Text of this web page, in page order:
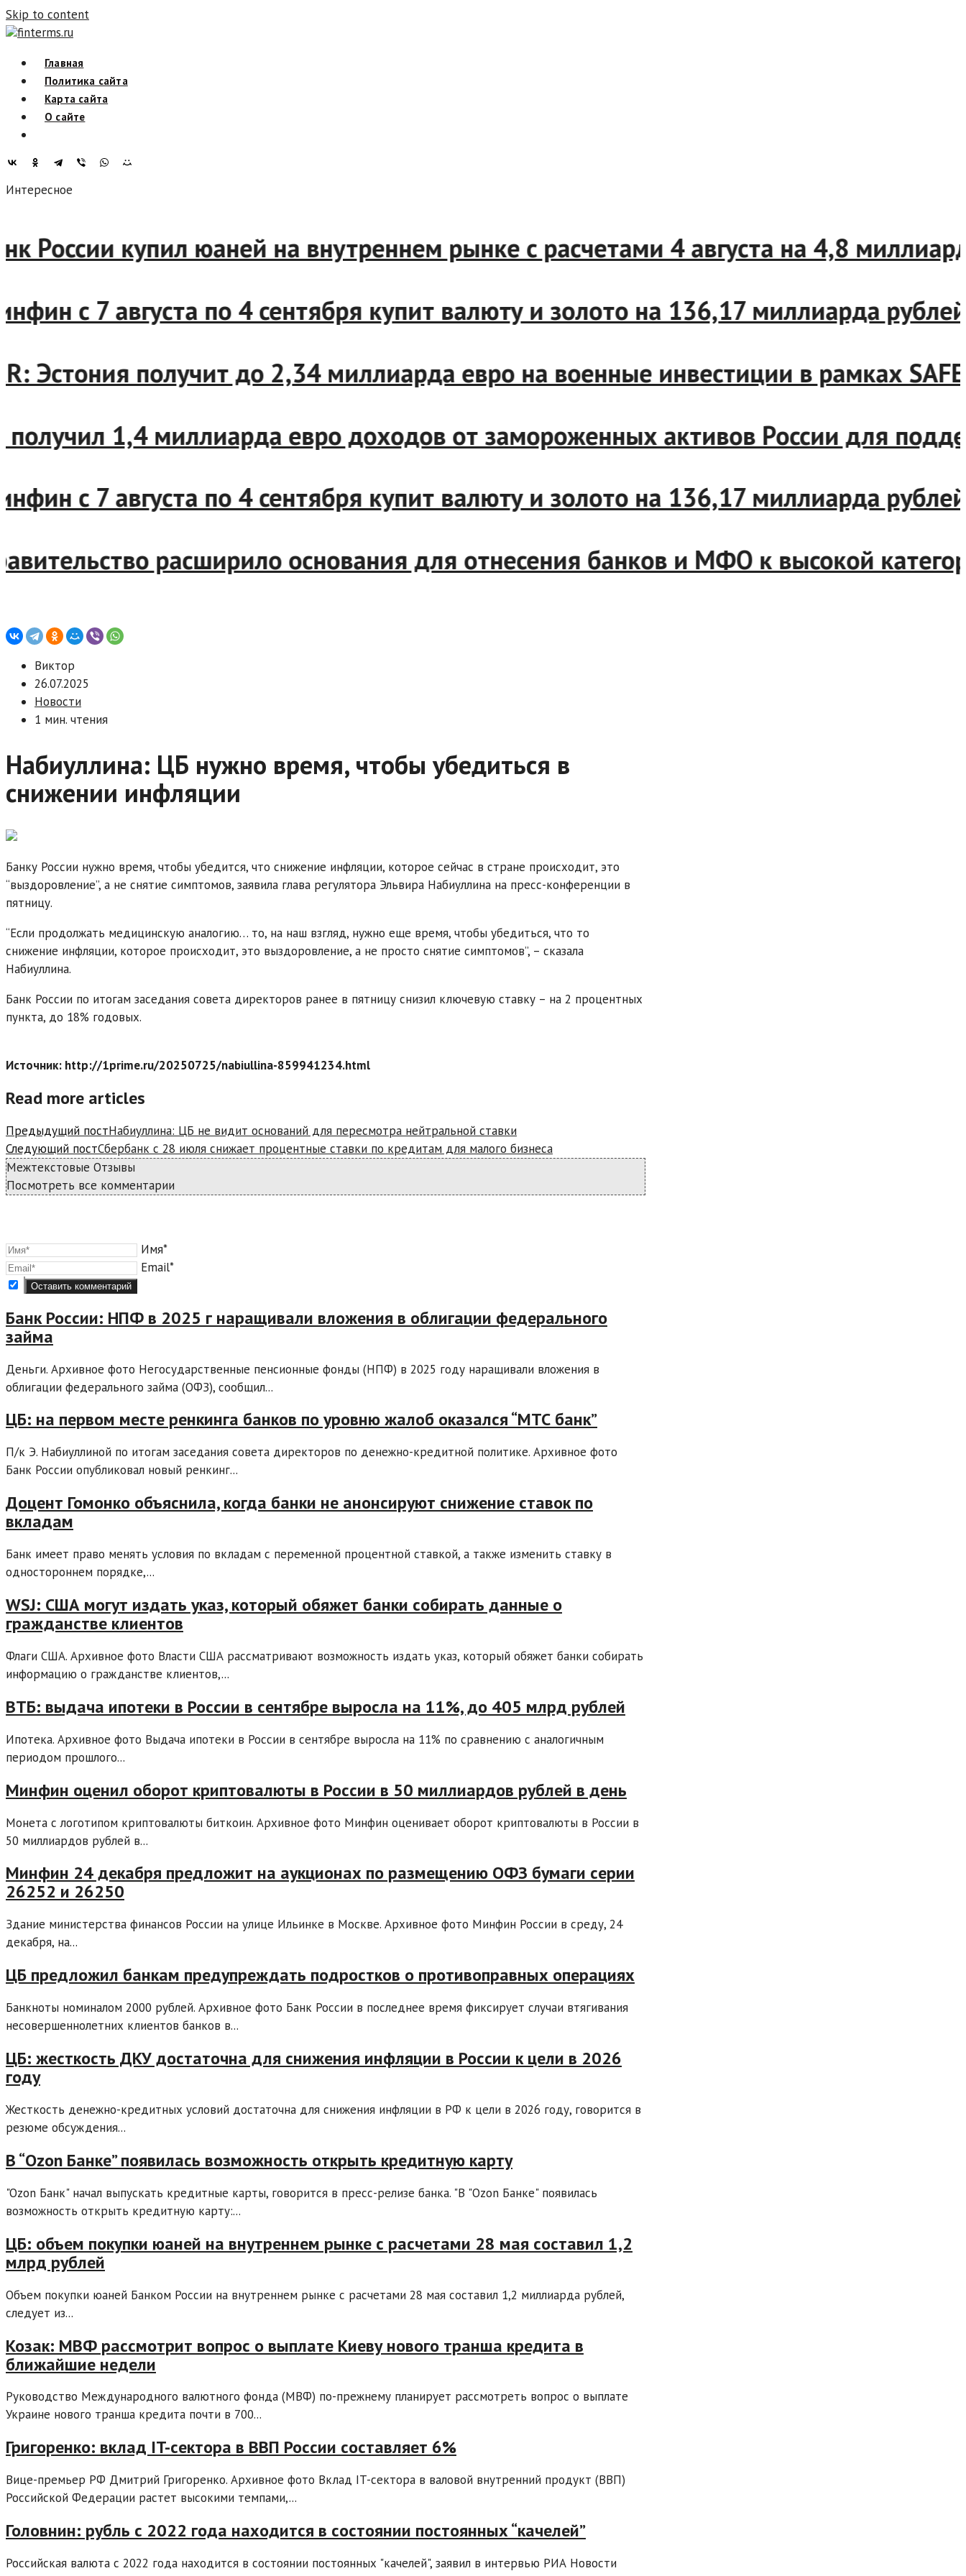
Skip to content
finterms.ru
Главная
Политика сайта
Карта сайта
О сайте
Интересное
России купил юаней на внутреннем рынке с расчетами 4 августа на 4,8 миллиарда
с 7 августа по 4 сентября купит валюту и золото на 136,17 миллиарда рублей
Эстония получит до 2,34 миллиарда евро на военные инвестиции в рамках SAFE
1,4 миллиарда евро доходов от замороженных активов России для
с 7 августа по 4 сентября купит валюту и золото на 136,17 миллиарда рублей
расширило основания для отнесения банков и МФО к высокой
Виктор
26.07.2025
Новости
1 мин. чтения
Набиуллина: ЦБ нужно время, чтобы убедиться в
снижении инфляции
Банку России нужно время, чтобы убедится, что снижение инфляции, которое сейчас в стране происходит, это
“выздоровление”, а не снятие симптомов, заявила глава регулятора Эльвира Набиуллина на пресс-конференции в
пятницу.
“Если продолжать медицинскую аналогию… то, на наш взгляд, нужно еще время, чтобы убедиться, что то
снижение инфляции, которое происходит, это выздоровление, а не просто снятие симптомов”, – сказала
Набиуллина.
Банк России по итогам заседания совета директоров ранее в пятницу снизил ключевую ставку – на 2 процентных
пункта, до 18% годовых.
Источник: http://1prime.ru/20250725/nabiullina-859941234.html
Read more articles
Предыдущий постНабиуллина: ЦБ не видит оснований для пересмотра нейтральной ставки
Следующий постСбербанк с 28 июля снижает процентные ставки по кредитам для малого бизнеса
Межтекстовые Отзывы
Посмотреть все комментарии
Имя*
Email*
Банк России: НПФ в 2025 г наращивали вложения в облигации федерального
займа
Деньги. Архивное фото Негосударственные пенсионные фонды (НПФ) в 2025 году наращивали вложения в
облигации федерального займа (ОФЗ), сообщил...
ЦБ: на первом месте ренкинга банков по уровню жалоб оказался “МТС банк”
П/к Э. Набиуллиной по итогам заседания совета директоров по денежно-кредитной политике. Архивное фото
Банк России опубликовал новый ренкинг...
Доцент Гомонко объяснила, когда банки не анонсируют снижение ставок по
вкладам
Банк имеет право менять условия по вкладам с переменной процентной ставкой, а также изменить ставку в
одностороннем порядке,...
WSJ: США могут издать указ, который обяжет банки собирать данные о
гражданстве клиентов
Флаги США. Архивное фото Власти США рассматривают возможность издать указ, который обяжет банки собирать
информацию о гражданстве клиентов,...
ВТБ: выдача ипотеки в России в сентябре выросла на 11%, до 405 млрд рублей
Ипотека. Архивное фото Выдача ипотеки в России в сентябре выросла на 11% по сравнению с аналогичным
периодом прошлого...
Минфин оценил оборот криптовалюты в России в 50 миллиардов рублей в день
Монета с логотипом криптовалюты биткоин. Архивное фото Минфин оценивает оборот криптовалюты в России в
50 миллиардов рублей в...
Минфин 24 декабря предложит на аукционах по размещению ОФЗ бумаги серии
26252 и 26250
Здание министерства финансов России на улице Ильинке в Москве. Архивное фото Минфин России в среду, 24
декабря, на...
ЦБ предложил банкам предупреждать подростков о противоправных операциях
Банкноты номиналом 2000 рублей. Архивное фото Банк России в последнее время фиксирует случаи втягивания
несовершеннолетних клиентов банков в...
ЦБ: жесткость ДКУ достаточна для снижения инфляции в России к цели в 2026
году
Жесткость денежно-кредитных условий достаточна для снижения инфляции в РФ к цели в 2026 году, говорится в
резюме обсуждения...
В “Ozon Банке” появилась возможность открыть кредитную карту
"Ozon Банк" начал выпускать кредитные карты, говорится в пресс-релизе банка. "В "Ozon Банке" появилась
возможность открыть кредитную карту:...
ЦБ: объем покупки юаней на внутреннем рынке с расчетами 28 мая составил 1,2
млрд рублей
Объем покупки юаней Банком России на внутреннем рынке с расчетами 28 мая составил 1,2 миллиарда рублей,
следует из...
Козак: МВФ рассмотрит вопрос о выплате Киеву нового транша кредита в
ближайшие недели
Руководство Международного валютного фонда (МВФ) по-прежнему планирует рассмотреть вопрос о выплате
Украине нового транша кредита почти в 700...
Григоренко: вклад IT-сектора в ВВП России составляет 6%
Вице-премьер РФ Дмитрий Григоренко. Архивное фото Вклад IT-сектора в валовой внутренний продукт (ВВП)
Российской Федерации растет высокими темпами,...
Головнин: рубль с 2022 года находится в состоянии постоянных “качелей”
Российская валюта с 2022 года находится в состоянии постоянных "качелей", заявил в интервью РИА Новости